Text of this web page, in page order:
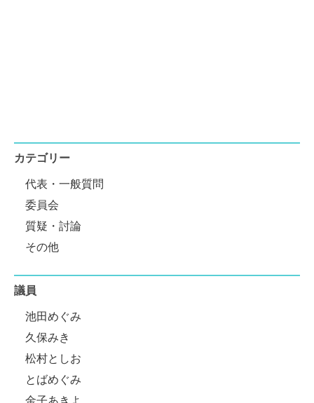
カテゴリー
代表・一般質問
委員会
質疑・討論
その他
議員
池田めぐみ
久保みき
松村としお
とばめぐみ